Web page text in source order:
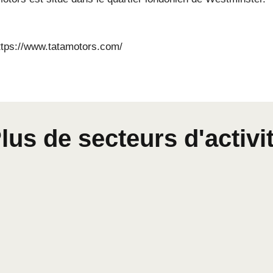
www.tatamotors.com/
de secteurs